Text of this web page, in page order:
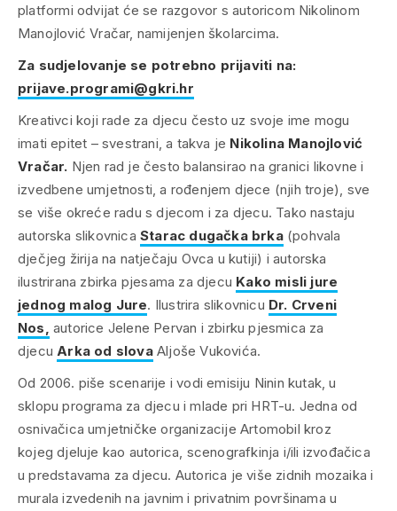
platformi odvijat će se razgovor s autoricom Nikolinom
Manojlović Vračar, namijenjen školarcima.
Za sudjelovanje se potrebno prijaviti na:
prijave.programi@gkri.hr
Kreativci koji rade za djecu često uz svoje ime mogu
imati epitet – svestrani, a takva je Nikolina Manojlović
Vračar. Njen rad je često balansirao na granici likovne i
izvedbene umjetnosti, a rođenjem djece (njih troje), sve
se više okreće radu s djecom i za djecu. Tako nastaju
autorska slikovnica Starac dugačka brka(pohvala
dječjeg žirija na natječaju Ovca u kutiji) i autorska
ilustrirana zbirka pjesama za djecu Kako misli jure
jednog malog Jure. Ilustrira slikovnicu Dr. Crveni
Nos autorice Jelene Pervan i zbirku pjesmica za
djecu Arka od slovaAljoše Vukovića.
Od 2006. piše scenarije i vodi emisiju Ninin kutak , u
sklopu programa za djecu i mlade pri HRT-u. Jedna od
osnivačica umjetničke organizacije Artomobil kroz
kojeg djeluje kao autorica, scenografkinja i/ili izvođačica
u predstavama za djecu. Autorica je više zidnih mozaika i
murala izvedenih na javnim i privatnim površinama u